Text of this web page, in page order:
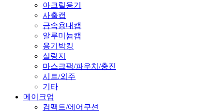
아크릴용기
사출캡
금속용내캡
알루미늄캡
용기박킹
실링지
마스크팩/파우치/충진
시트/외주
기타
메이크업
컴팩트/에어쿠션